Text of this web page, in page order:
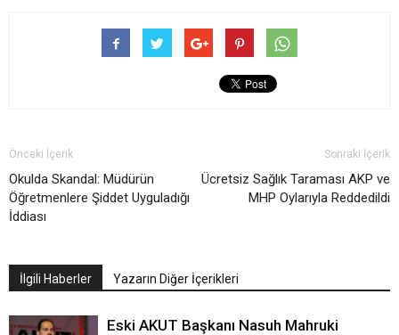
Önceki İçerik
Okulda Skandal: Müdürün
Öğretmenlere Şiddet Uyguladığı
İddiası
Sonraki İçerik
Ücretsiz Sağlık Taraması AKP ve
MHP Oylarıyla Reddedildi
İlgili Haberler Yazarın Diğer İçerikleri
Eski AKUT Başkanı Nasuh Mahruki